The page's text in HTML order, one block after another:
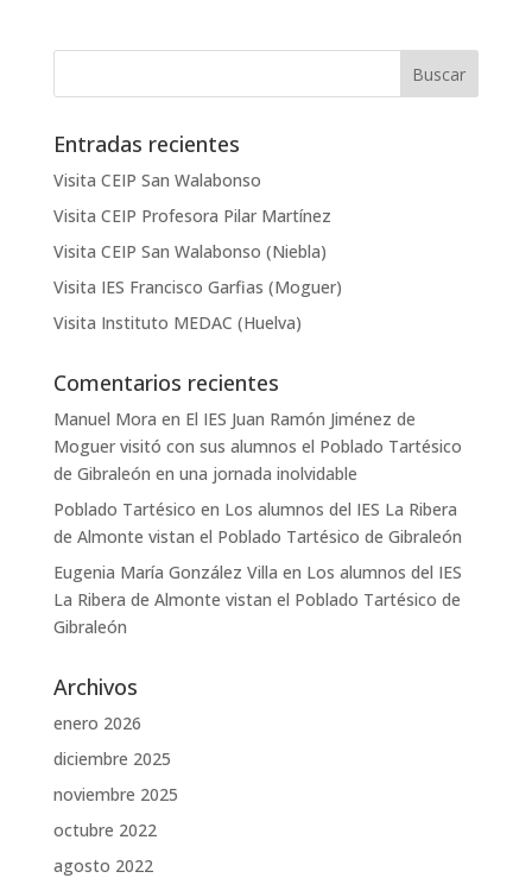
Entradas recientes
Visita CEIP San Walabonso
Visita CEIP Profesora Pilar Martínez
Visita CEIP San Walabonso (Niebla)
Visita IES Francisco Garfias (Moguer)
Visita Instituto MEDAC (Huelva)
Comentarios recientes
Manuel Mora en El IES Juan Ramón Jiménez de
Moguer visitó con sus alumnos el Poblado Tartésico
de Gibraleón en una jornada inolvidable
Poblado Tartésico en Los alumnos del IES La Ribera
de Almonte vistan el Poblado Tartésico de Gibraleón
Eugenia María González Villa en Los alumnos del IES
La Ribera de Almonte vistan el Poblado Tartésico de
Gibraleón
Archivos
enero 2026
diciembre 2025
noviembre 2025
octubre 2022
agosto 2022